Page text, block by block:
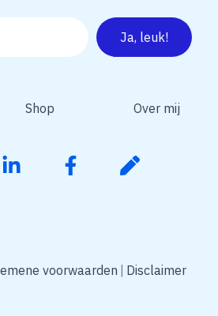
Shop Over mij
voorwaarden Disclaimer